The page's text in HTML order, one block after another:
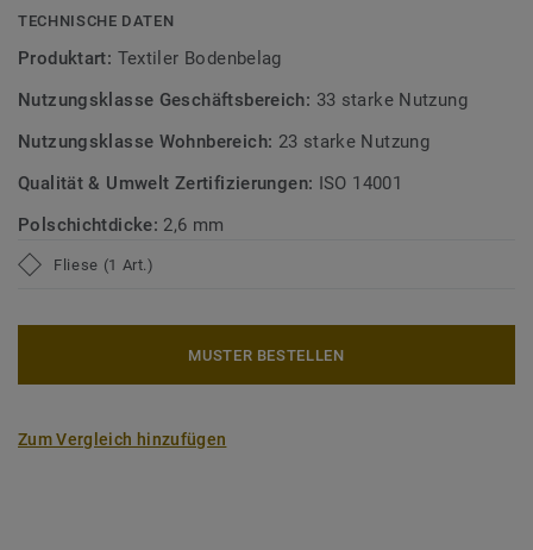
TECHNISCHE DATEN
Produktart: Textiler Bodenbelag
Nutzungsklasse Geschäftsbereich: 33 starke Nutzung
Nutzungsklasse Wohnbereich: 23 starke Nutzung
Qualität & Umwelt Zertifizierungen: ISO 14001
Polschichtdicke: 2,6 mm
Fliese (1 Art.)
MUSTER BESTELLEN
Zum Vergleich hinzufügen